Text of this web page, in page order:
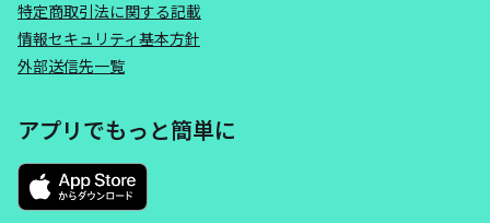
特定商取引法に関する記載
情報セキュリティ基本方針
外部送信先一覧
アプリでもっと簡単に